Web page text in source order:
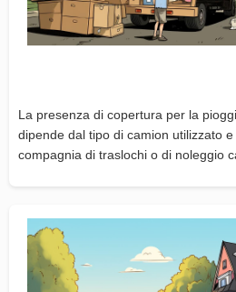
La presenza di copertura per la
dipende dal tipo di camion utilizzato
compagnia di traslochi o di noleggio